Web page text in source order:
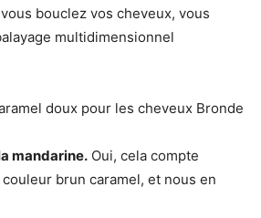
bouclez vos cheveux, vous
multidimensionnel
mandarine. Oui, cela compte
brun caramel, et nous en